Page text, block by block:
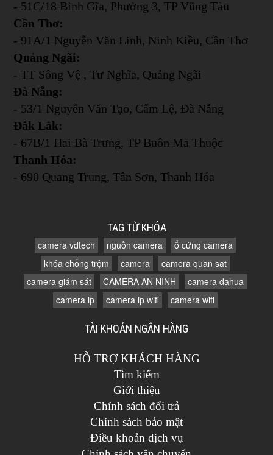
- 51C/18 Bình Gĩa, Phường 3, TP Vũng Tàu
Cần Thơ:
- 91A/1 Nguyễn Văn Linh, Ninh Kiều, Cần Thơ
Quảng Ngãi:
- TT Sông Vệ , Tư Nghĩa, Quảng Ngãi
Đà Nẵng:
- 53/1 Nguyễn Văn Tạo, Cẩm Lệ, Đà Nẵng
Đắk Lắk:
- 67B/1 Hai Bà Trưng, TP Buôn Ma Thuộc
Thanh Hóa:
- 690 Quang Trung, Tân Sơn, Thanh Hóa
TAG TỪ KHÓA
camera vdtech nguồn camera
ổ cứng camera
khóa chống trộm
camera
camera quan sat
camera giám sát
CAMERA AN NINH
camera dahua
camera ip
camera ip wifi camera wifi
TÀI KHOẢN NGÂN HÀNG
HỖ TRỢ KHÁCH HÀNG
Tìm kiếm
Giới thiệu
Chính sách đổi trả
Chính sách bảo mật
Điều khoản dịch vụ